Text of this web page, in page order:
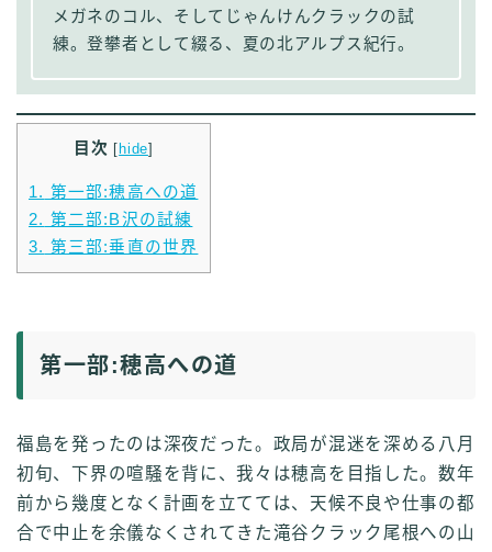
メガネのコル、そしてじゃんけんクラックの試
練。登攀者として綴る、夏の北アルプス紀行。
目次 [ hide]
1. 第一部:穂高への道
2. 第二部:B沢の試練
3. 第三部:垂直の世界
第一部:穂高への道
福島を発ったのは深夜だった。政局が混迷を深める八月
初旬、下界の喧騒を背に、我々は穂高を目指した。数年
前から幾度となく計画を立てては、天候不良や仕事の都
合で中止を余儀なくされてきた滝谷クラック尾根への山